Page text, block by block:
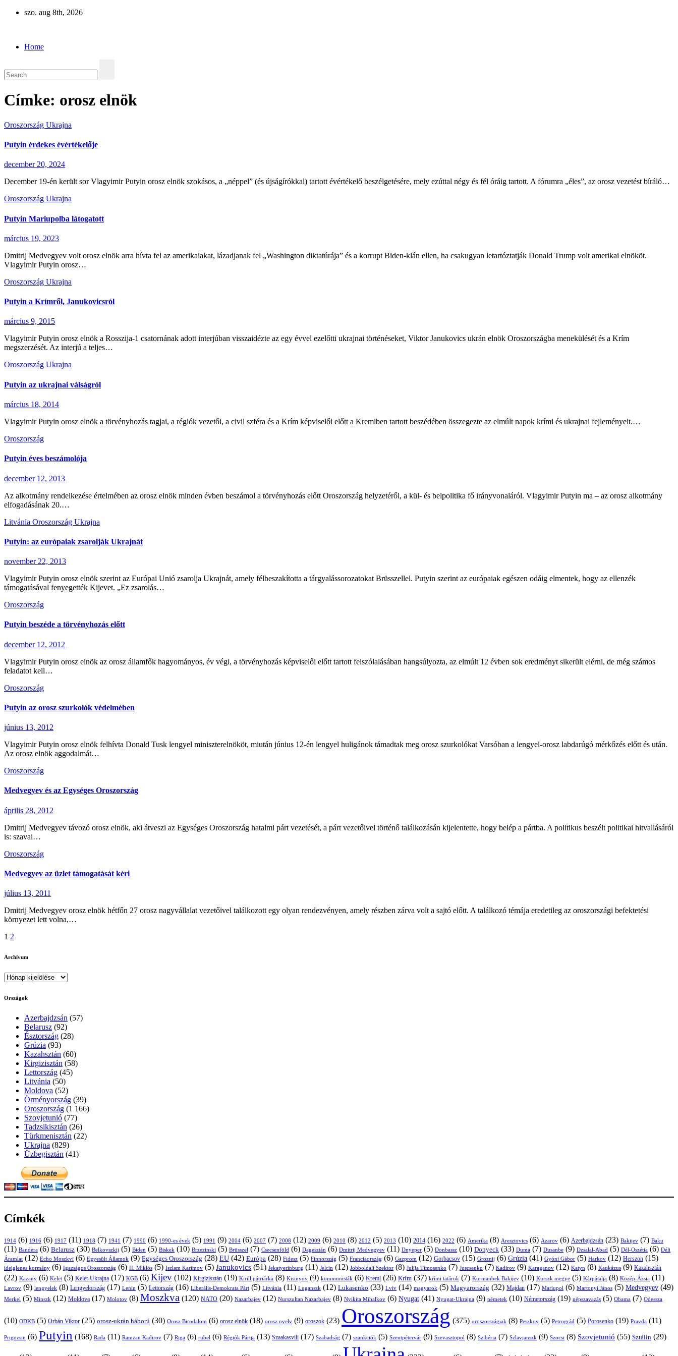
Skip
szo. aug 8th, 2026
Home
Címke: orosz elnök
Oroszország Ukrajna
Putyin érdekes évértékelője
december 20, 2024
December 19-én került sor Vlagyimir Putyin orosz elnök szokásos, a „néppel” (és újságírókkal) tartott évértékelő beszélgetésére, mely ezúttal négy és fél óráig tartott. A fórumra „éles”, az orosz vezetést bíráló…
Oroszország Ukrajna
Putyin Mariupolba látogatott
március 19, 2023
Dmitrij Medvegyev volt orosz elnök arra hívta fel az amerikaiakat, lázadjanak fel „Washington diktatúrája” és a korrupt Biden-klán ellen, ha csakugyan letartóztatják Donald Trump volt amerikai elnököt.
Vlagyimir Putyin orosz…
Oroszország Ukrajna
Putyin a Krímről, Janukovicsról
március 9, 2015
Vlagyimir Putyin orosz elnök a Rosszija-1 csatornának adott interjúban visszaidézte az egy évvel ezelőtti ukrajnai történéseket, Viktor Janukovics ukrán elnök Oroszországba menekülését és a Krím
megszerzését. Az interjú a teljes…
Oroszország Ukrajna
Putyin az ukrajnai válságról
március 18, 2014
Vlagyimir Putyin orosz elnök a törvényhozás tagjai, a régiók vezetői, a civil szféra és a Krím képviselői előtt a Kremlben tartott beszédében összegezte az elmúlt napok krími és ukrajnai fejleményeit.…
Oroszország
Putyin éves beszámolója
december 12, 2013
Az alkotmány rendelkezése értelmében az orosz elnök minden évben beszámol a törvényhozás előtt Oroszország helyzetéről, a kül- és belpolitika fő irányvonaláról. Vlagyimir Putyin ma – az orosz alkotmány
elfogadásának 20.…
Litvánia Oroszország Ukrajna
Putyin: az európaiak zsarolják Ukrajnát
november 22, 2013
Vlagyimir Putyin orosz elnök szerint az Európai Unió zsarolja Ukrajnát, amely félbeszakította a tárgyalássorozatokat Brüsszellel. Putyin szerint az európaiak egészen odáig elmentek, hogy az ellenzék
támogatásával fenyegették Kijevet. „Ez zsarolás…
Oroszország
Putyin beszéde a törvényhozás előtt
december 12, 2012
Vlagyimir Putyin orosz elnök az orosz államfők hagyományos, év végi, a törvényhozás képviselői előtt tartott felszólalásában hangsúlyozta, az elmúlt 12 évben sok eredményt sikerült elérni, de még számos
feladatot kell…
Oroszország
Putyin az orosz szurkolók védelmében
június 13, 2012
Vlagyimir Putyin orosz elnök felhívta Donald Tusk lengyel miniszterelnököt, miután június 12-én lengyel huligánok támadtak meg orosz szurkolókat Varsóban a lengyel-orosz labdarúgó mérkőzés előtt és után.
Az orosz elnök aggodalmát…
Oroszország
Medvegyev és az Egységes Oroszország
április 28, 2012
Dmitrij Medvegyev távozó orosz elnök, aki átveszi az Egységes Oroszország hatalmi párt vezetését, a párt vezetőivel történő találkozásán kijelentette, hogy belép a pártba. A politikus beszélt politikai hitvallásáról
is: szavai…
Oroszország
Medvegyev az üzlet támogatását kéri
július 13, 2011
Dmitrij Medvegyev orosz elnök hétfőn 27 orosz nagyvállalat vezetőivel találkozott egy olyan rendezvényen, amely részben zárva volt a sajtó előtt. A találkozó témája eredetileg az oroszországi befektetési
környezet lett volna,…
Bejegyzések
lapozása
1 2
Archívum
Archívum
Országok
Azerbajdzsán (57)
Belarusz (92)
Észtország (28)
Grúzia (93)
Kazahsztán (60)
Kirgizisztán (58)
Lettország (45)
Litvánia (50)
Moldova (52)
Örményország (39)
Oroszország (1 166)
Szovjetunió (77)
Tadzsikisztán (26)
Türkmenisztán (22)
Ukrajna (829)
Üzbegisztán (41)
Címkék
1914 (6) 1916 (6) 1917 (11) 1918 (7) 1941 (7) 1990 (6) 1990-es évek (5) 1991 (9) 2004 (6) 2007 (7) 2008 (12) 2009 (6) 2010 (8) 2012 (5) 2013 (10) 2014 (16) 2022 (6) Amerika (8) Aresztovics (6) Azarov (6) Azerbajdzsán (23) Bakijev (7) Baku
(11) Bandera (6) Belarusz (30) Belkovszkij (5) Biden (5) Biskek (10) Brzezinski (5) Brüsszel (7) Csecsenföld (6) Dagesztán (6) Dmitrij Medvegyev (11) Dnyeper (5) Donbassz (10) Donyeck (33) Duma (7) Dusanbe (9) Dzsalal-Abad (5) Dél-Oszétia (6) Déli
Áramlat (12) Echo Moszkvi (6) Egyesült Államok (9) Egységes Oroszország (28) EU (42) Európa (28) Fidesz (5) Finnország (5) Franciaország (6) Gazprom (12) Gorbacsov (15) Groznij (6) Grúzia (41) Gyóni Gábor (5) Harkov (12) Herszon (15)
ideiglenes kormány (6) Igazságos Oroszország (6) II. Miklós (5) Iszlam Karimov (5) Janukovics (51) Jekatyerinburg (11) Jelcin (12) Jobboldali Szektor (8) Julija Timosenko (7) Juscsenko (7) Kadirov (9) Karaganov (12) Katyn (8) Kaukázus (9) Kazahsztán
(22) Kazany (6) Kelet (5) Kelet-Ukrajna (17) KGB (6) Kijev (102) Kirgizisztán (19) Kirill pátriárka (8) Kisinyov (9) kommunisták (6) Kreml (26) Krím (37) krími tatárok (7) Kurmanbek Bakijev (10) Kurszk megye (5) Kárpátalja (8) Közép-Ázsia (11)
Lavrov (9) lengyelek (8) Lengyelország (17) Lenin (5) Lettország (16) Liberális-Demokrata Párt (5) Litvánia (11) Luganszk (12) Lukasenko (33) Lviv (14) magyarok (5) Magyarország (32) Majdan (17) Mariupol (6) Martonyi János (5) Medvegyev (49)
Merkel (5) Minszk (12) Moldova (17) Molotov (8) Moszkva (120) NATO (20) Nazarbajev (12) Nurszultan Nazarbajev (8) Nyikita Mihalkov (6) Nyugat (41) Nyugat-Ukrajna (9) németek (10) Németország (19) népszavazás (5) Obama (7) Odessza
(10) ODKB (5) Orbán Viktor (25) orosz-ukrán háború (30) Orosz Birodalom (6) orosz elnök (18) orosz nyelv (9) oroszok (23) Oroszország (375) oroszországiak (8) Peszkov (5) Petrográd (5) Porosenko (19) Pravda (11)
Prigozsin (6) Putyin (168) Rada (11) Ramzan Kadirov (7) Riga (6) rubel (6) Régiók Pártja (13) Szaakasvili (17) Szabadság (7) szankciók (5) Szentpétervár (9) Szevasztopol (8) Szibéria (7) Szlavjanszk (9) Szocsi (8) Szovjetunió (55) Sztálin (29)